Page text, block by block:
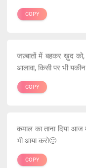
COPY
जज़्बातों में बहकर ख़ुद
आलावा, किसी पर भी
COPY
कमाल का ताना दिया
भी आया करो🙂
COPY